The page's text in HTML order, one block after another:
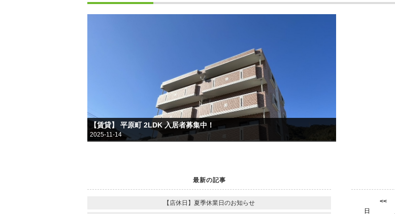
【賃貸】 平原町 2LDK 入居者募集中！
2025-11-14
最新の記事
【店休日】夏季休業日のお知らせ <<
日